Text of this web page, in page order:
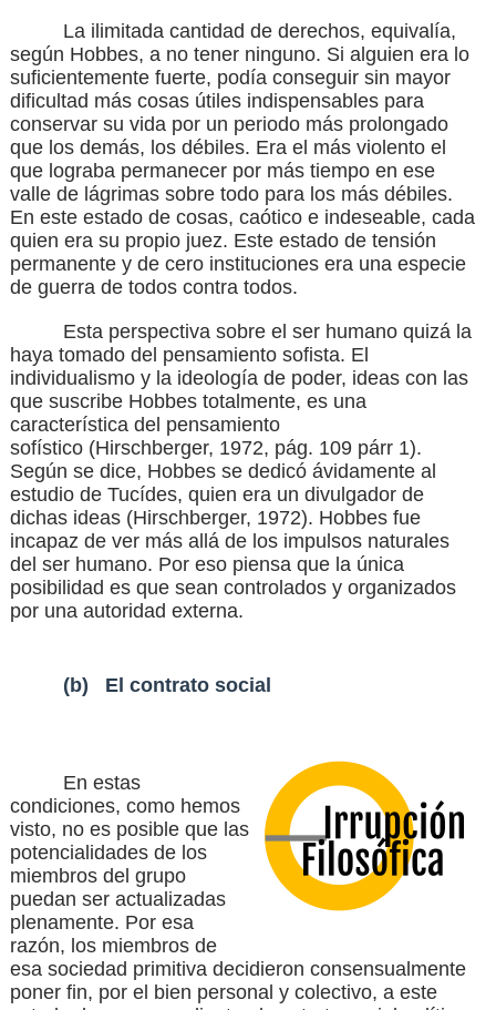
La ilimitada cantidad de derechos, equivalía,
según Hobbes, a no tener ninguno. Si alguien era lo
suficientemente fuerte, podía conseguir sin mayor
dificultad más cosas útiles indispensables para
conservar su vida por un periodo más prolongado
que los demás, los débiles. Era el más violento el
que lograba permanecer por más tiempo en ese
valle de lágrimas sobre todo para los más débiles.
En este estado de cosas, caótico e indeseable, cada
quien era su propio juez. Este estado de tensión
permanente y de cero instituciones era una especie
de guerra de todos contra todos.
Esta perspectiva sobre el ser humano quizá la
haya tomado del pensamiento sofista. El
individualismo y la ideología de poder, ideas con las
que suscribe Hobbes totalmente, es una
característica del pensamiento
sofístico (Hirschberger, 1972, pág. 109 párr 1).
Según se dice, Hobbes se dedicó ávidamente al
estudio de Tucídes, quien era un divulgador de
dichas ideas (Hirschberger, 1972). Hobbes fue
incapaz de ver más allá de los impulsos naturales
del ser humano. Por eso piensa que la única
posibilidad es que sean controlados y organizados
por una autoridad externa.
(b) El contrato social
En estas
condiciones, como hemos
visto, no es posible que las
potencialidades de los
miembros del grupo
puedan ser actualizadas
plenamente. Por esa
razón, los miembros de
esa sociedad primitiva decidieron consensualmente
poner fin, por el bien personal y colectivo, a este